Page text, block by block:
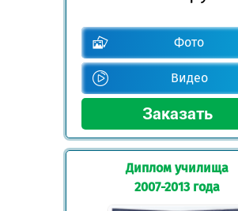
Фото
Видео
Диплом училища
2007-2013 года